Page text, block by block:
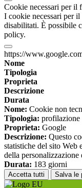
Cookie necessari per il
I cookie necessari per
disabilitati. È possibile
policy.
https://
Nome
Tipologia
Proprieta
Descrizione
Durata
Nome: Cookie non
Tipologia: profilazione
Proprieta: Google
Descrizione: Questo
statistiche del sito Web
della
Durata: 183 giorni
Accetta tutti Salva le